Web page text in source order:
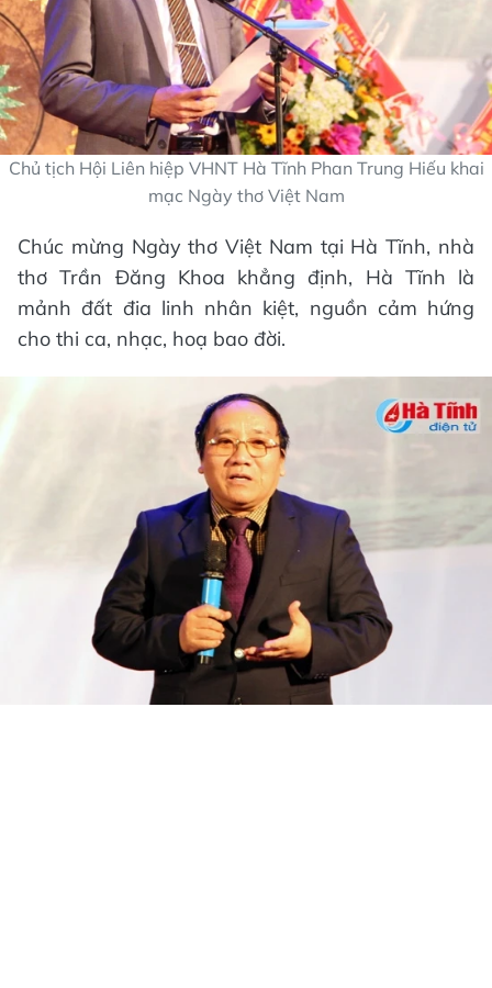
Chủ tịch Hội Liên hiệp VHNT Hà Tĩnh Phan Trung Hiếu khai
mạc Ngày thơ Việt Nam
Chúc mừng Ngày thơ Việt Nam tại Hà Tĩnh, nhà
thơ Trần Đăng Khoa khẳng định, Hà Tĩnh là
mảnh đất đia linh nhân kiệt, nguồn cảm hứng
cho thi ca, nhạc, hoạ bao đời.